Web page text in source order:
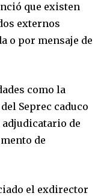
que existen
externos
o por mensaje de
como la
Seprec caduco
adjudicatario de
de
el exdirector